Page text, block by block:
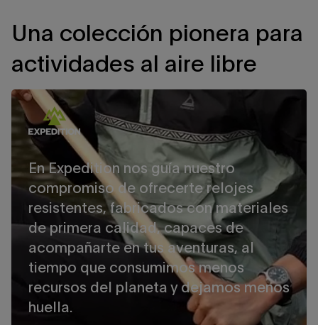
Una colección pionera para
actividades al aire libre
En Expedition nos guía nuestro
compromiso de ofrecerte relojes
resistentes, fabricados con materiales
de primera calidad, capaces de
acompañarte en tus aventuras, al
tiempo que consumimos menos
recursos del planeta y dejamos menos
huella.